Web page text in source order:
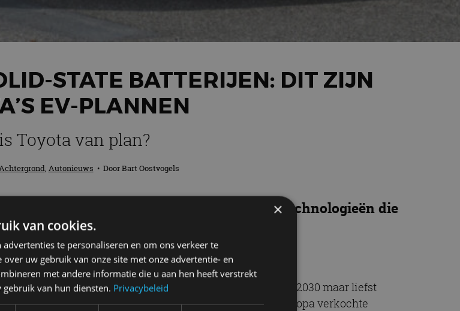
STATE BATTERIJEN: DIT ZIJN
EV-PLANNEN
Toyota van plan?
, Autonieuws • DoorBart Oostvogels
Cars’ onthult Toyota zijn visie op nieuwe technologieën die
Toyota van plan is, vertellen we hier.
niet in ‘one size fits all’. Daarom introduceert het vóór 2030 maar liefst
van de bZ-familie. Vanaf 2035 zijn alle in West-Europa verkochte
×
van cookies.
te personaliseren en om ons verkeer te
uw gebruik van onze site met onze advertentie- en
met andere informatie die u aan hen heeft verstrekt
van hun diensten. Privacybeleid